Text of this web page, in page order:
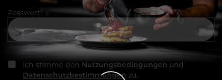
Passwort
Ich stimme den Nutzungsbedingungen und
Datenschutzbestimmungen zu.